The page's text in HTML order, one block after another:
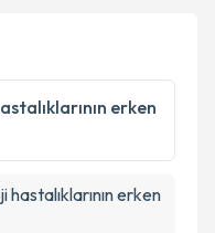
ilişkin
Aydınlatma
verilerimin belirtilen
Gönder
erken
erken